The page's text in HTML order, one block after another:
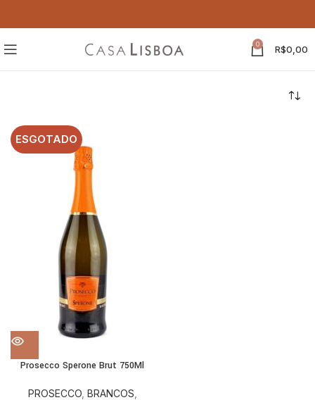
0 R$0,00
ESGOTADO
Prosecco Sperone Brut 750Ml
PROSECCO, BRANCOS